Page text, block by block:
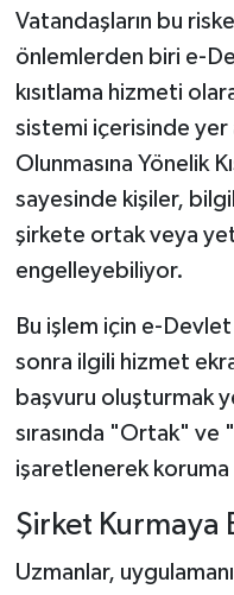
Vatandaşların bu
önlemlerden biri e-
kısıtlama hizmeti
sistemi içerisinde
Olunmasına Yönelik
sayesinde kişiler,
şirkete ortak veya
engelleyebiliyor.
Bu işlem için e-
sonra ilgili hizmet
başvuru oluşturmak
sırasında "Ortak" ve
işaretlenerek
Şirket Kurmaya
Uzmanlar,